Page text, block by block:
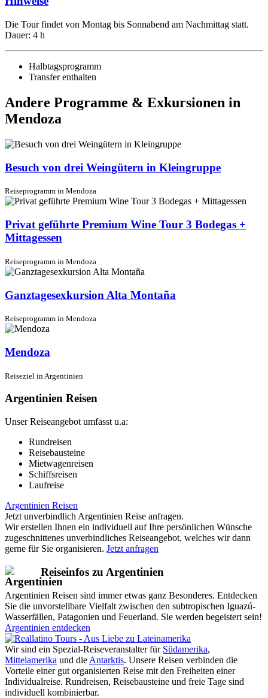
Die Tour findet von Montag bis Sonnabend am Nachmittag statt.
Dauer: 4 h
Halbtagsprogramm
Transfer enthalten
Andere Programme & Exkursionen in
Mendoza
Besuch von drei Weingütern in Kleingruppe
Reiseprogramm in Mendoza
Privat geführte Premium Wine Tour 3 Bodegas +
Mittagessen
Reiseprogramm in Mendoza
Ganztagesexkursion Alta Montaña
Reiseprogramm in Mendoza
Mendoza
Reiseziel in Argentinien
Argentinien Reisen
Unser Reiseangebot umfasst u.a:
Rundreisen
Reisebausteine
Mietwagenreisen
Schiffsreisen
Laufreise
Argentinien Reisen
Jetzt unverbindlich Argentinien Reise anfragen.
Wir erstellen Ihnen ein individuell auf Ihre persönlichen Wünsche
zugeschnittenes unverbindliches Reiseangebot, welches wir dann
gerne für Sie organisieren. Jetzt anfragen
Reiseinfos zu Argentinien
Argentinien Reisen sind immer etwas ganz Besonderes. Entdecken
Sie die unvorstellbare Vielfalt zwischen den subtropischen Iguazú-
Wasserfällen, Patagonien und Feuerland. Sie werden begeistert sein!
Argentinien entdecken
Wir sind ein Spezial-Reiseveranstalter für Südamerika,
Mittelamerika und die Antarktis. Unsere Reisen verbinden die
Vorteile einer gut organisierten Reise mit den Freiheiten einer
Individualreise. Rundreisen, Reisebausteine und freie Tage sind
individuell kombinierbar.